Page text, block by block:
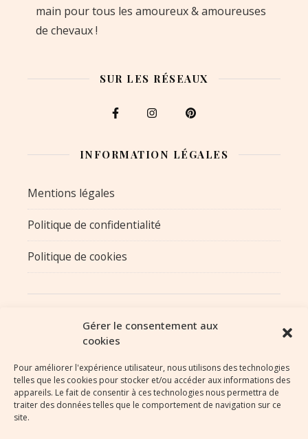
Gérer le consentement aux
cookies
Pour améliorer l'expérience utilisateur, nous utilisons des technologies
telles que les cookies pour stocker et/ou accéder aux informations des
appareils. Le fait de consentir à ces technologies nous permettra de
traiter des données telles que le comportement de navigation sur ce
site.
main pour tous les amoureux & amoureuses
de chevaux !
SUR LES RÉSEAUX
INFORMATION LÉGALES
Mentions légales
Politique de confidentialité
Politique de cookies
L'astucerie de l'écurie © Tous droits réservés 2026
©️ Textes et images sont la propriété de l'Astucerie de
Un site réalisé sous Wordpress parMoeity